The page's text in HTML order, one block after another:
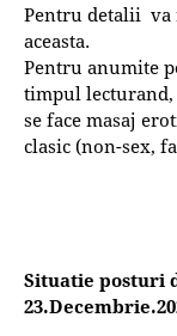
Pentru detalii va
aceasta.
Pentru anumite
timpul lecturand,
se face masaj
clasic (non-sex,
Situatie posturi
23.Decembrie